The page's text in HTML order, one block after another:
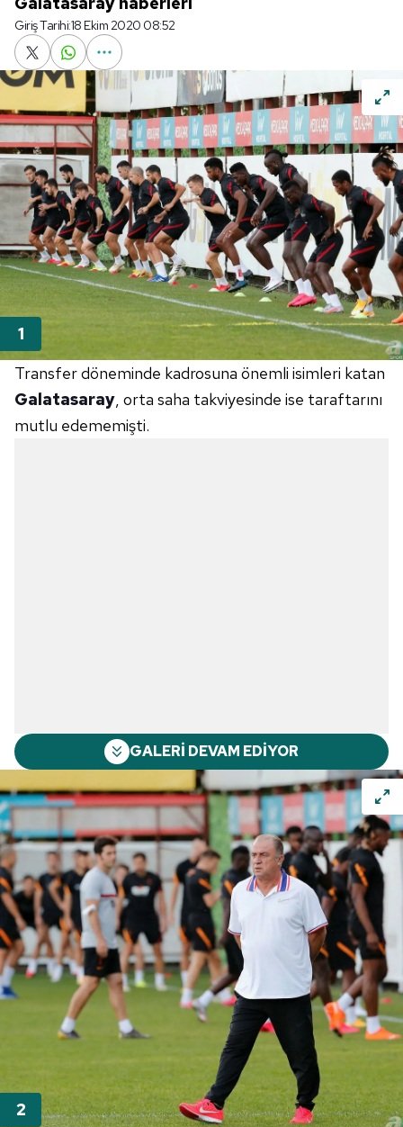
Giriş Tarihi:18 Ekim 2020 08:52
Transfer döneminde kadrosuna önemli isimleri katan
Galatasaray, orta saha takviyesinde ise taraftarını
mutlu edememişti.
GALERİ DEVAM EDİYOR